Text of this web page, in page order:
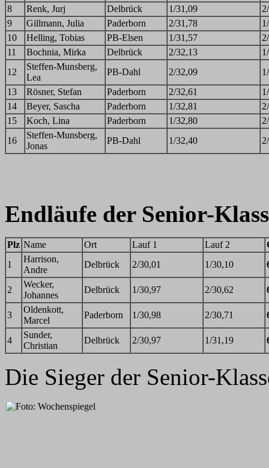
8
Renk, Jurj Delbrück 1/31,09
9
Gillmann, Julia Paderborn 2/31,78
10
Helling, Tobias PB-Elsen 1/31,57
11
Bochnia, Mirka Delbrück 2/32,13
12
Steffen-Munsberg,
Lea
PB-Dahl 2/32,09
13
Rösner, Stefan Paderborn 2/32,61
14
Beyer, Sascha Paderborn 1/32,81
15
Koch, Lina Paderborn 1/32,80
16
Steffen-Munsberg,
Jonas
PB-Dahl 1/32,40
Endläufe der Senior-
Plz Name Ort Lauf 1 Lauf 2
1
Harrison,
Andre
Delbrück 2/30,01 1/30,10
2
Wecker,
Johannes
Delbrück 1/30,97 2/30,62
3
Oldenkott,
Marcel
Paderborn 1/30,98 2/30,71
4
Sunder,
Christian
Delbrück 2/30,97 1/31,19
Die Sieger der Senior-